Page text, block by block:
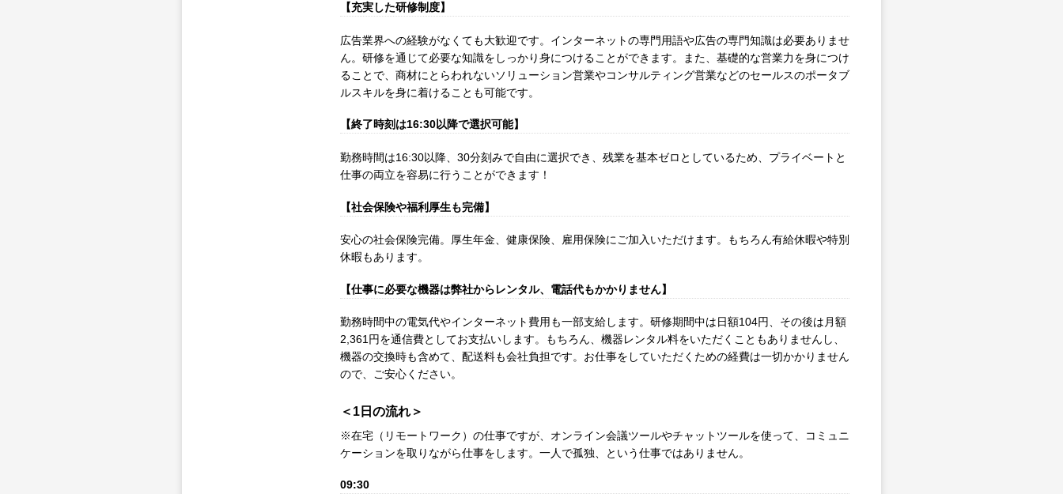
【充実した研修制度】
広告業界への経験がなくても大歓迎です。インターネットの専門用語や広告の専門知識は必要ありませ
ん。研修を通じて必要な知識をしっかり身につけることができます。また、基礎的な営業力を身につけ
ることで、商材にとらわれないソリューション営業やコンサルティング営業などのセールスのポータブ
ルスキルを身に着けることも可能です。
【終了時刻は16:30以降で選択可能】
勤務時間は16:30以降、30分刻みで自由に選択でき、残業を基本ゼロとしているため、プライベートと
仕事の両立を容易に行うことができます！
【社会保険や福利厚生も完備】
安心の社会保険完備。厚生年金、健康保険、雇用保険にご加入いただけます。もちろん有給休暇や特別
休暇もあります。
【仕事に必要な機器は弊社からレンタル、電話代もかかりません】
勤務時間中の電気代やインターネット費用も一部支給します。研修期間中は日額104円、その後は月額
2,361円を通信費としてお支払いします。もちろん、機器レンタル料をいただくこともありませんし、
機器の交換時も含めて、配送料も会社負担です。お仕事をしていただくための経費は一切かかりません
ので、ご安心ください。
＜1日の流れ＞
※在宅（リモートワーク）の仕事ですが、オンライン会議ツールやチャットツールを使って、コミュニ
ケーションを取りながら仕事をします。一人で孤独、という仕事ではありません。
09:30